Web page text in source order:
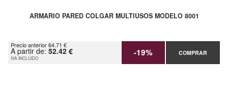
ARMARIO PARED COLGAR MULTIUSOS MODELO 8001
Precio anterior 64.71 €
A partir de: 52.42 €
IVA INCLUIDO -19% COMPRAR